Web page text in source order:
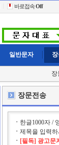
바로접속Off
일반문자
장
장문전송
ㆍ 한글1000자 /
ㆍ 제목을 입력
ㆍ [필독] 광고문